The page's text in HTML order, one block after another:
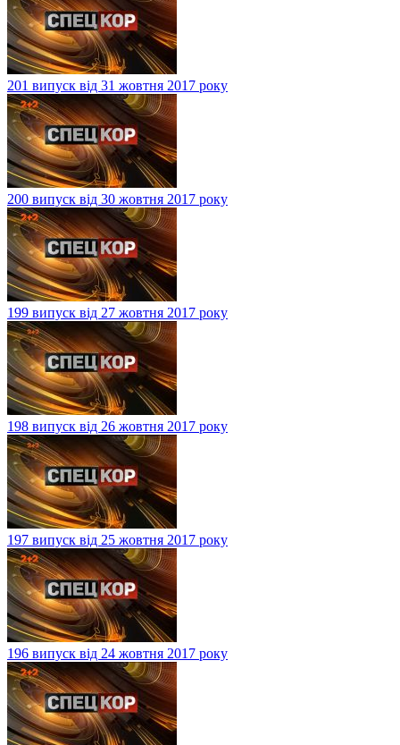
201 випуск від 31 жовтня 2017 року
200 випуск від 30 жовтня 2017 року
199 випуск від 27 жовтня 2017 року
198 випуск від 26 жовтня 2017 року
197 випуск від 25 жовтня 2017 року
196 випуск від 24 жовтня 2017 року